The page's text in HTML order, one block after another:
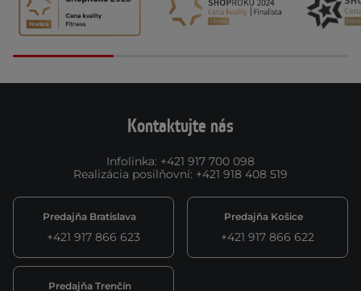
Kontaktujte nás
Infolinka: +421 917 700 098
Realizácia posilňovní: +421 918 408 519
Predajňa Bratislava
+421 917 866 623
Predajňa Košice
+421 917 866 622
Predajňa Trenčín